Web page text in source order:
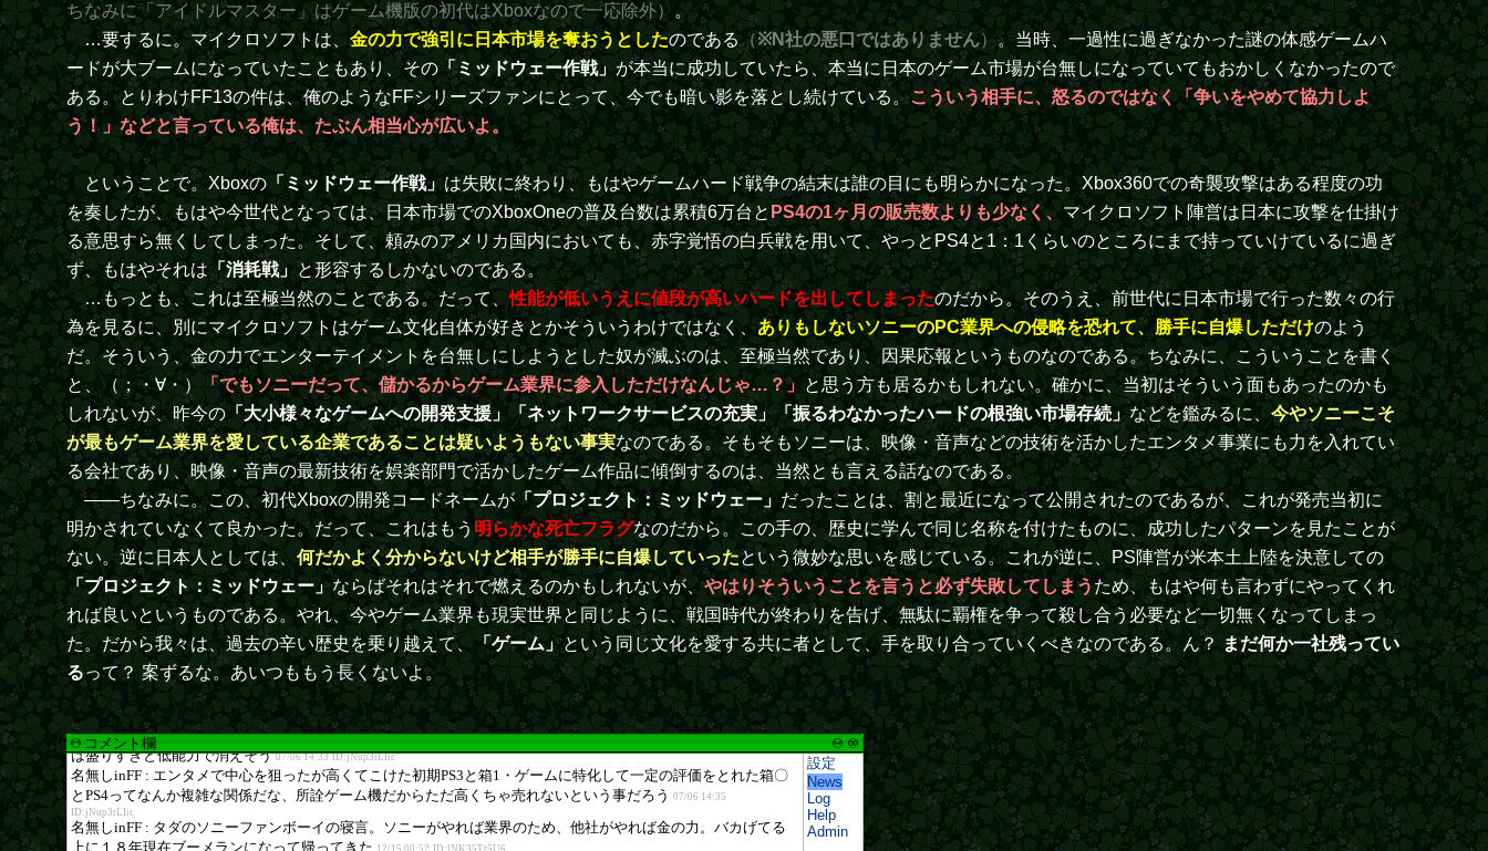
ちなみに「アイドルマスター」はゲーム機版の初代はXboxなので一応除外） 。
…要するに。マイクロソフトは、金の力で強引に日本市場を奪おうとしたのである（※N社の悪口ではありません）。当時、一過性に過ぎなかった謎の体感ゲームハ
ードが大ブームになっていたこともあり、その 「ミッドウェー作戦」 が本当に成功していたら、本当に日本のゲーム市場が台無しになっていてもおかしくなかったので
ある。とりわけFF13の件は、俺のようなFFシリーズファンにとって、今でも暗い影を落とし続けている。こういう相手に、怒るのではなく「争いをやめて協力しよ
う！」などと言っている俺は、たぶん相当心が広いよ。
ということで。Xboxの 「ミッドウェー作戦」 は失敗に終わり、もはやゲームハード戦争の結末は誰の目にも明らかになった。Xbox360での奇襲攻撃はある程度の功
を奏したが、もはや今世代となっては、日本市場でのXboxOneの普及台数は累積6万台と PS4の1ヶ月の販売数よりも少なく、 マイクロソフト陣営は日本に攻撃を仕掛け
る意思すら無くしてしまった。そして、頼みのアメリカ国内においても、赤字覚悟の白兵戦を用いて、やっとPS4と1：1くらいのところにまで持っていけているに過ぎ
ず、もはやそれは 「消耗戦」と形容するしかないのである。
…もっとも、これは至極当然のことである。だって、性能が低いうえに値段が高いハードを出してしまったのだから。そのうえ、前世代に日本市場で行った数々の行
為を見るに、別にマイクロソフトはゲーム文化自体が好きとかそういうわけではなく、 ありもしないソニーのPC業界への侵略を恐れて、勝手に自爆しただけのよう
だ。そういう、金の力でエンターテイメントを台無しにしようとした奴が滅ぶのは、至極当然であり、因果応報というものなのである。ちなみに、こういうことを書く
と、（；・∀・）
「でもソニーだって、儲かるからゲーム業界に参入しただけなんじゃ…？」 と思う方も居るかもしれない。確かに、当初はそういう面もあったのかも
しれないが、昨今の「大小様々なゲームへの開発支援」「ネットワークサービスの充実」「振るわなかったハードの根強い市場存続」 などを鑑みるに、 今やソニーこそ
が最もゲーム業界を愛している企業であることは疑いようもない事実なのである。そもそもソニーは、映像・音声などの技術を活かしたエンタメ事業にも力を入れてい
る会社であり、映像・音声の最新技術を娯楽部門で活かしたゲーム作品に傾倒するのは、当然とも言える話なのである。
――ちなみに。この、初代Xboxの開発コードネームが「プロジェクト：ミッドウェー」 だったことは、割と最近になって公開されたのであるが、これが発売当初に
明かされていなくて良かった。だって、これはもう 明らかな死亡フラグなのだから。この手の、歴史に学んで同じ名称を付けたものに、成功したパターンを見たことが
ない。逆に日本人としては、 何だかよく分からないけど相手が勝手に自爆していったという微妙な思いを感じている。これが逆に、PS陣営が米本土上陸を決意しての
「プロジェクト：ミッドウェー」ならばそれはそれで燃えるのかもしれないが、やはりそういうことを言うと必ず失敗してしまう ため、もはや何も言わずにやってくれ
れば良いというものである。やれ、今やゲーム業界も現実世界と同じように、戦国時代が終わりを告げ、無駄に覇権を争って殺し合う必要など一切無くなってしまっ
た。だから我々は、過去の辛い歴史を乗り越えて、
「ゲーム」という同じ文化を愛する共に者として、手を取り合っていくべきなのである。ん？ まだ何か一社残ってい
るって？ 案ずるな。あいつももう長くないよ。
コメント欄
設定
News
Log
Help
Admin